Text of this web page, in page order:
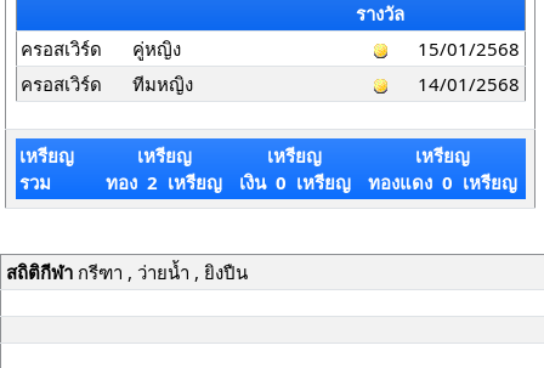
รางวัล
ครอสเวิร์ด คู่หญิง
15/01/2568
ครอสเวิร์ด
ทีมหญิง 14/01/2568
เหรียญ
รวม
เหรียญ
ทอง 2 เหรียญ
เหรียญ
เงิน 0 เหรียญ
เหรียญ
ทองแดง 0 เหรียญ
สถิติกีฬากรีฑา , ว่ายน้ำ , ยิงปืน